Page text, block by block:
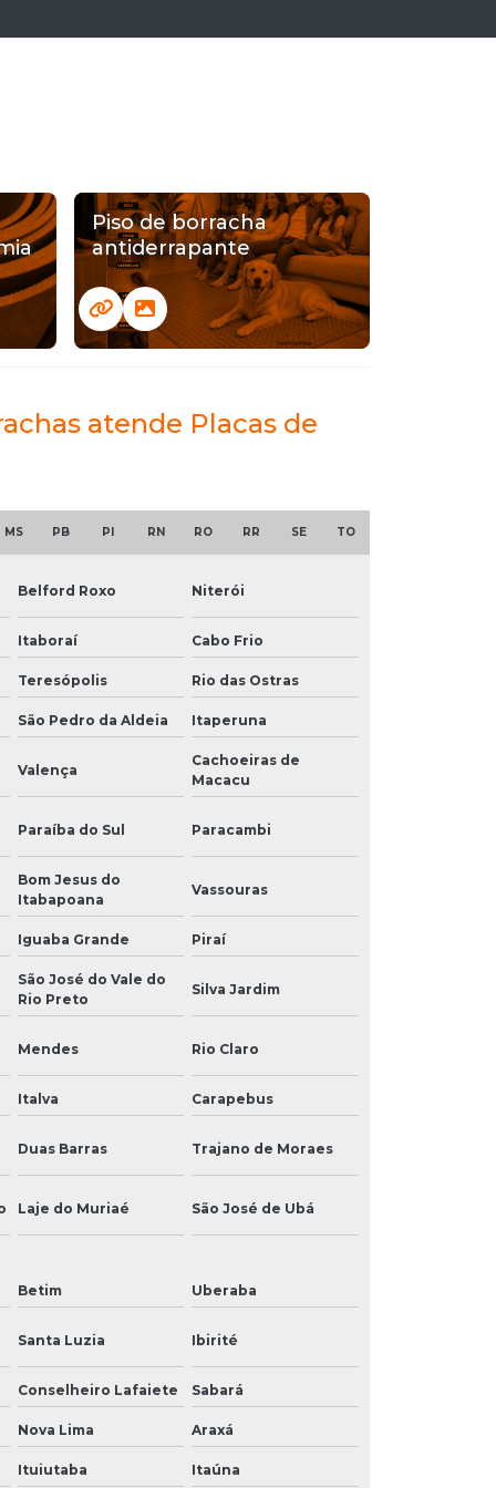
Piso de borracha
antiderrapante
atende Placas de
MS PB PI RN RO RR SE TO
Belford Roxo Niterói
Itaboraí Cabo Frio
Teresópolis Rio das Ostras
São Pedro da Aldeia Itaperuna
Valença
Cachoeiras de
Macacu
Paraíba do Sul Paracambi
Bom Jesus do
Itabapoana
Vassouras
Iguaba Grande Piraí
São José do Vale do
Rio Preto
Silva Jardim
Mendes Rio Claro
Italva Carapebus
Duas Barras Trajano de Moraes
Laje do Muriaé São José de Ubá
Betim Uberaba
Santa Luzia Ibirité
Conselheiro Lafaiete Sabará
Nova Lima Araxá
Ituiutaba Itaúna